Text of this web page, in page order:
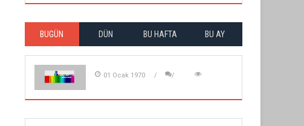
BUGÜN DÜN BU HAFTA BU AY
01 Ocak 1970